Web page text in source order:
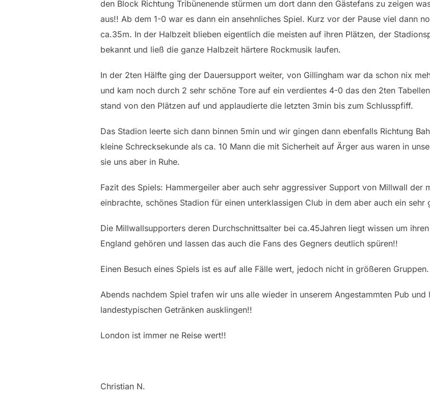
den Block Richtung Tribünenende stürmen um dort dann den Gästefans zu zeigen
aus!! Ab dem 1-0 war es dann ein ansehnliches Spiel. Kurz vor der Pause viel dann
ca.35m. In der Halbzeit blieben eigentlich die meisten auf ihren Plätzen, der
bekannt und ließ die ganze Halbzeit härtere Rockmusik laufen.
In der 2ten Hälfte ging der Dauersupport weiter, von Gillingham war da schon nix
und kam noch durch 2 sehr schöne Tore auf ein verdientes 4-0 das den 2ten
stand von den Plätzen auf und applaudierte die letzten 3min bis zum Schlusspfiff.
Das Stadion leerte sich dann binnen 5min und wir gingen dann ebenfalls Richtung
kleine Schrecksekunde als ca. 10 Mann die mit Sicherheit auf Ärger aus waren in
sie uns aber in Ruhe.
Fazit des Spiels: Hammergeiler aber auch sehr aggressiver Support von Millwall der
einbrachte, schönes Stadion für einen unterklassigen Club in dem aber auch ein
Die Millwallsupporters deren Durchschnittsalter bei ca.45Jahren liegt wissen um
England gehören und lassen das auch die Fans des Gegners deutlich spüren!!
Einen Besuch eines Spiels ist es auf alle Fälle wert, jedoch nicht in größeren Gruppen.
Abends nachdem Spiel trafen wir uns alle wieder in unserem Angestammten Pub
landestypischen Getränken ausklingen!!
London ist immer ne Reise wert!!
Christian N.